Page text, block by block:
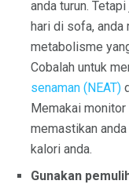
anda turun.
hari di sofa, anda
metabolisme
Cobalah untuk
senaman (NEAT)
Memakai
memastikan
kalori anda.
Gunakan